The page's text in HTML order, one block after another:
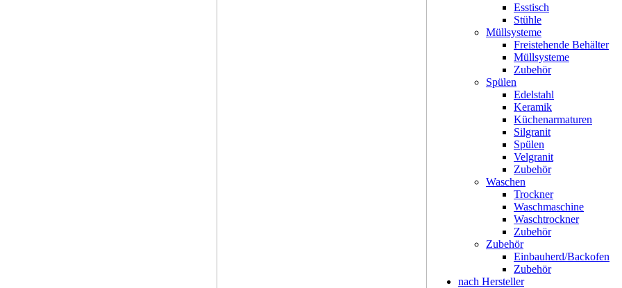
Esstisch
Stühle
Müllsysteme
Freistehende Behälter
Müllsysteme
Zubehör
Spülen
Edelstahl
Keramik
Küchenarmaturen
Silgranit
Spülen
Velgranit
Zubehör
Waschen
Trockner
Waschmaschine
Waschtrockner
Zubehör
Zubehör
Einbauherd/Backofen
Zubehör
nach Hersteller